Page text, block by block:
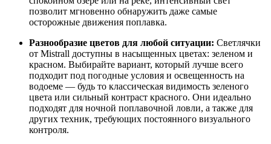
позволит мгновенно обнаружить даже самые
осторожные движения поплавка.
Разнообразие цветов для любой ситуации: Светлячки
от Mistrall доступны в насыщенных цветах: зеленом и
красном. Выбирайте вариант, который лучше всего
подходит под погодные условия и освещенность на
водоеме — будь то классическая видимость зеленого
цвета или сильный контраст красного. Они идеально
подходят для ночной поплавочной ловли, а также для
других техник, требующих постоянного визуального
контроля.